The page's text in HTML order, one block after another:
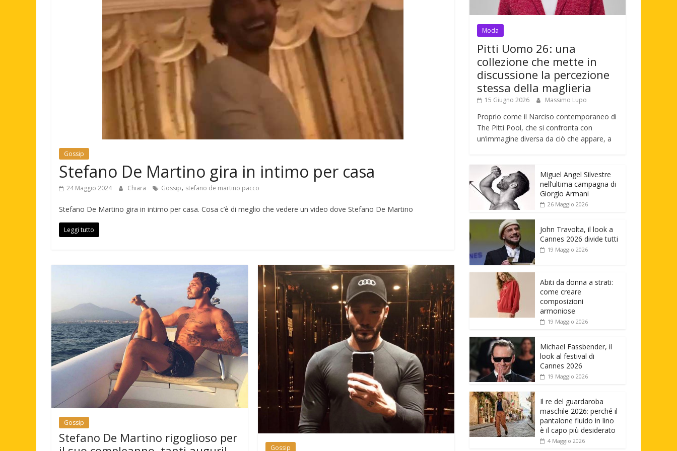
Gossip
Stefano De Martino gira in intimo per casa
24 Maggio 2024 Chiara Gossip, stefano de martino pacco
Stefano De Martino gira in intimo per casa. Cosa c’è di meglio che vedere un video dove Stefano De Martino
Leggi tutto
Gossip
Stefano De Martino rigoglioso per
Gossip
Moda
Pitti Uomo 26: una
collezione che mette in
discussione la percezione
stessa della maglieria
15 Giugno 2026 Massimo Lupo
Proprio come il Narciso contemporaneo di
The Pitti Pool, che si confronta con
un’immagine diversa da ciò che appare, a
Miguel Angel Silvestre
nell’ultima campagna di
Giorgio Armani
26 Maggio 2026
John Travolta, il look a
Cannes 2026 divide tutti
19 Maggio 2026
Abiti da donna a strati:
come creare
composizioni
armoniose
19 Maggio 2026
Michael Fassbender, il
look al festival di
Cannes 2026
19 Maggio 2026
Il re del guardaroba
maschile 2026: perché il
pantalone fluido in lino
è il capo più desiderato
4 Maggio 2026